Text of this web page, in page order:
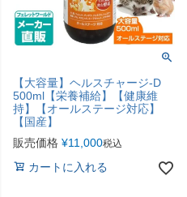
【大容量】ヘルスチャージ-D
500ml【栄養補給】【健康維
持】【オールステージ対応】
【国産】
販売価格 ¥11,000税込
カートに入れる